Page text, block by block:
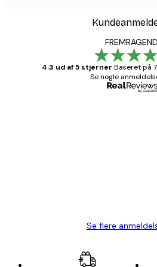
4.3 ud af 5 stjerner Baseret på
Se nogle
Se flere